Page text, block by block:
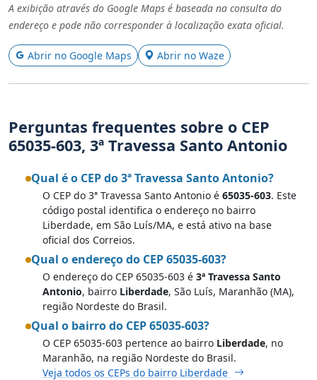
A exibição através do Google Maps é baseada na consulta do
endereço e pode não corresponder à localização exata oficial.
Abrir no Google Maps Abrir no Waze
Perguntas frequentes sobre o CEP
65035-603, 3ª Travessa Santo Antonio
Qual é o CEP do 3ª Travessa Santo Antonio?
O CEP do 3ª Travessa Santo Antonio é 65035-603. Este
código postal identifica o endereço no bairro
Liberdade, em São Luís/MA, e está ativo na base
oficial dos Correios.
Qual o endereço do CEP 65035-603?
O endereço do CEP 65035-603 é 3ª Travessa Santo
Antonio, bairro Liberdade, São Luís, Maranhão (MA),
região Nordeste do Brasil.
Qual o bairro do CEP 65035-603?
O CEP 65035-603 pertence ao bairro Liberdade, no
Maranhão, na região Nordeste do Brasil.
Veja todos os CEPs do bairro Liberdade